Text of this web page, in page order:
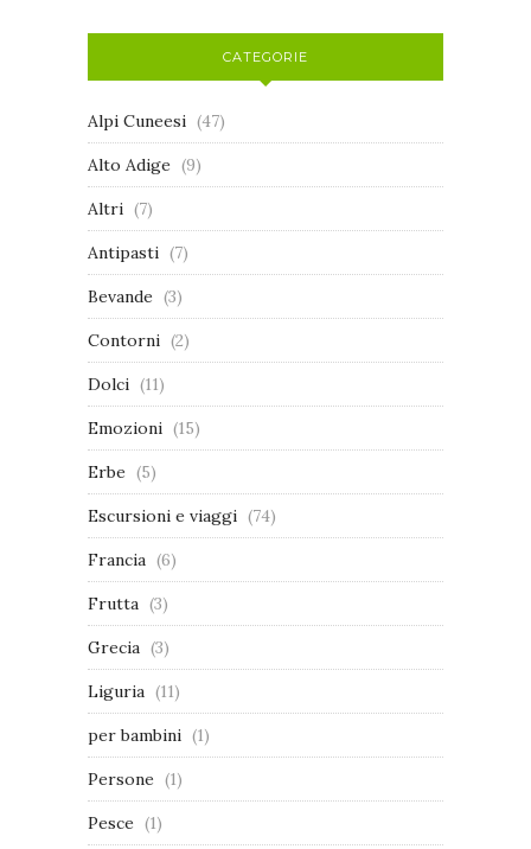
CATEGORIE
Alpi Cuneesi (47)
Alto Adige (9)
Altri (7)
Antipasti (7)
Bevande (3)
Contorni (2)
Dolci (11)
Emozioni (15)
Erbe (5)
Escursioni e viaggi (74)
Francia (6)
Frutta (3)
Grecia (3)
Liguria (11)
per bambini (1)
Persone (1)
Pesce (1)